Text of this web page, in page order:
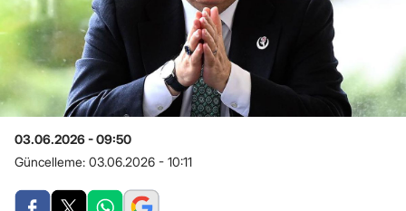
03.06.2026 - 09:50
Güncelleme: 03.06.2026 - 10:11